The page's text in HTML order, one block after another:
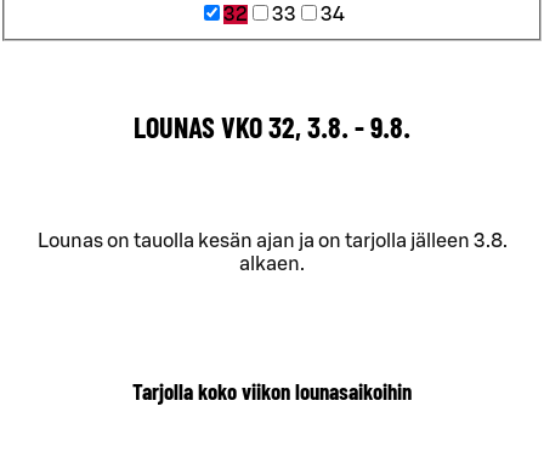
32 33 34
LOUNAS VKO 32, 3.8. - 9.8.
Lounas on tauolla kesän ajan ja on tarjolla jälleen 3.8.
alkaen.
Tarjolla koko viikon lounasaikoihin